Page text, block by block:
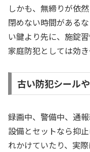
しかも、無締りが依
閉めない時間がある
い鍵より先に、施錠
家庭防犯としては効き
古い防犯シール
録画中、警備中、通
設備とセットなら抑
れかけていたり、実